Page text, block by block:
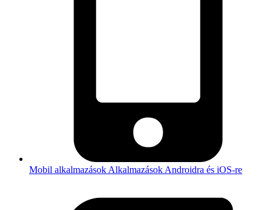
Mobil alkalmazások Alkalmazások Androidra és iOS-re